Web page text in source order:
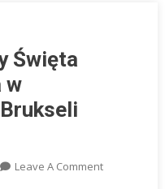
Święta
w
Leave A CommentOn